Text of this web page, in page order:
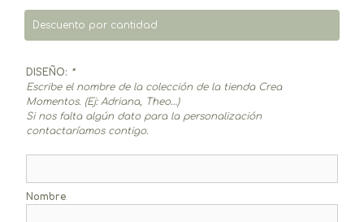
Descuento por cantidad
DISEÑO: *
Escribe el nombre de la colección de la tienda Crea
Momentos. (Ej: Adriana, Theo…)
Si nos falta algún dato para la personalización
contactaríamos contigo.
Nombre